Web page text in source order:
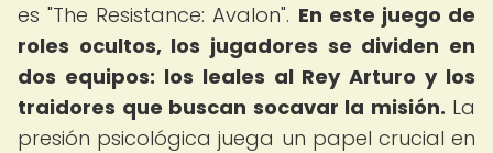
es "The Resistance: Avalon". En este juego de
roles ocultos, los jugadores se dividen en
dos equipos: los leales al Rey Arturo y los
traidores que buscan socavar la misión. La
presión psicológica juega un papel crucial en